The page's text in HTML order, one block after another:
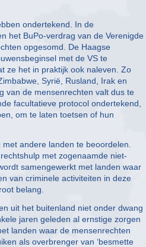
ondertekend. In de
het BuPo-verdrag van de Verenigde
opgesomd. De Haagse
met de VS te
ze het in praktijk ook naleven. Zo
Syrië, Rusland, Irak en
van de mensenrechten valt dus te
facultatieve protocol ondertekend,
om te laten toetsen of hun
andere landen te beoordelen.
met zogenaamde niet-
samengewerkt met landen waar
van criminele activiteiten in deze
belang.
uit het buitenland niet onder dwang
jaren geleden al ernstige zorgen
landen waar de mensenrechten
als overbrenger van ‘besmette